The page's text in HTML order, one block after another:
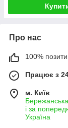
Про нас
100%
Працює з
м. Київ
і за
Україна